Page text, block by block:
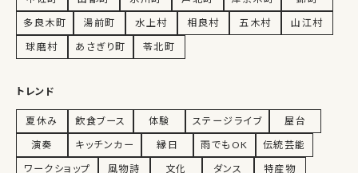
多良木町
湯前町 水上村 相良村 五木村
山江村
球磨村
あさぎり町 苓北町
トレンド
夏休み 飲食ブース 体験 ステージライブ
屋台
演奏
キッチンカー 縁日 雨でもOK
伝統芸能
ワークショップ
風物詩 文化 ダンス 特産物